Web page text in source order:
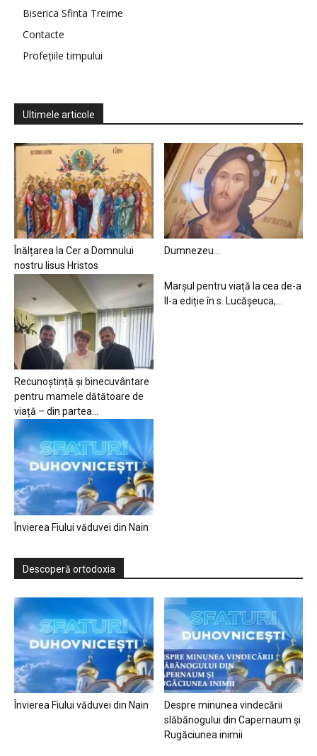
Biserica Sfinta Treime
Contacte
Profețiile timpului
Ultimele articole
Înălțarea la Cer a Domnului
nostru Iisus Hristos
Dumnezeu…
Recunoștință și binecuvântare
pentru mamele dătătoare de
viață – din partea...
Marșul pentru viață la cea de-a
II-a ediție în s. Lucășeuca,...
Învierea Fiului văduvei din Nain
Descoperă ortodoxia
Învierea Fiului văduvei din Nain
Despre minunea vindecării
slăbănogului din Capernaum și
Rugăciunea inimii